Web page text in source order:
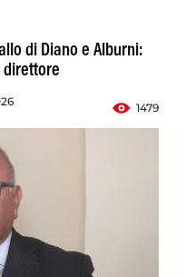
di Diano e Alburni:
direttore
1479